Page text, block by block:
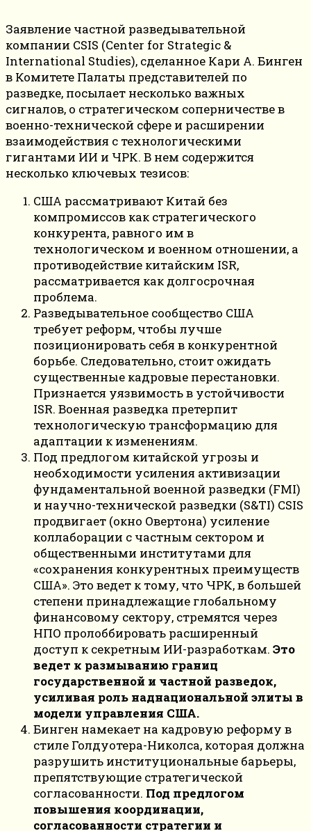
Заявление частной разведывательной
компании CSIS (Center for Strategic &
International Studies), сделанное Кари А. Бинген
в Комитете Палаты представителей по
разведке, посылает несколько важных
сигналов, о стратегическом соперничестве в
военно-технической сфере и расширении
взаимодействия с технологическими
гигантами ИИ и ЧРК. В нем содержится
несколько ключевых тезисов:
США рассматривают Китай без
компромиссов как стратегического
конкурента, равного им в
технологическом и военном отношении, а
противодействие китайским ISR,
рассматривается как долгосрочная
проблема.
Разведывательное сообщество США
требует реформ, чтобы лучше
позиционировать себя в конкурентной
борьбе. Следовательно, стоит ожидать
существенные кадровые перестановки.
Признается уязвимость в устойчивости
ISR. Военная разведка претерпит
технологическую трансформацию для
адаптации к изменениям.
Под предлогом китайской угрозы и
необходимости усиления активизации
фундаментальной военной разведки (FMI)
и научно-технической разведки (S&TI) CSIS
продвигает (окно Овертона) усиление
коллаборации с частным сектором и
общественными институтами для
«сохранения конкурентных преимуществ
США». Это ведет к тому, что ЧРК, в большей
степени принадлежащие глобальному
финансовому сектору, стремятся через
НПО пролоббировать расширенный
доступ к секретным ИИ-разработкам. Это
ведет к размыванию границ
государственной и частной разведок,
усиливая роль наднациональной элиты в
модели управления США.
Бинген намекает на кадровую реформу в
стиле Голдуотера-Николса, которая должна
разрушить институциональные барьеры,
препятствующие стратегической
согласованности. Под предлогом
повышения координации,
согласованности стратегии и